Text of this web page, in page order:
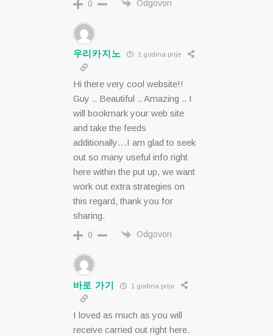
0 Odgovori
우리카지노 1 godina prije
Hi there very cool website!!
Guy .. Beautiful .. Amazing .. I
will bookmark your web site
and take the feeds
additionally…I am glad to seek
out so many useful info right
here within the put up, we want
work out extra strategies on
this regard, thank you for
sharing.
0 Odgovori
바로 가기 1 godina prije
I loved as much as you will
receive carried out right here.